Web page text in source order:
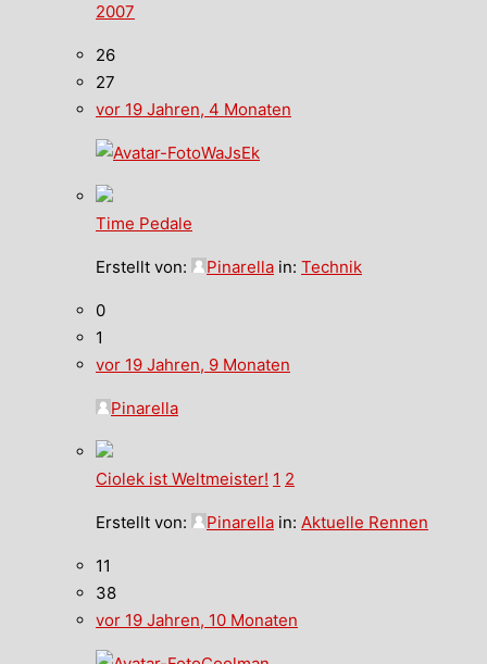
2007
26
27
vor 19 Jahren, 4 Monaten
WaJsEk
Time Pedale
Erstellt von: Pinarella in: Technik
0
1
vor 19 Jahren, 9 Monaten
Pinarella
Ciolek ist Weltmeister! 1 2
Erstellt von: Pinarella in: Aktuelle Rennen
11
38
vor 19 Jahren, 10 Monaten